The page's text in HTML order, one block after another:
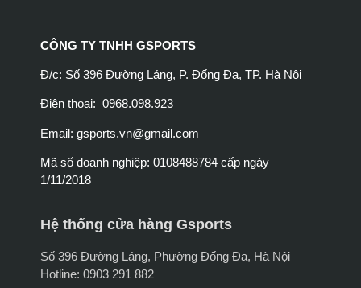
CÔNG TY TNHH GSPORTS
Đ/c: Số 396 Đường Láng, P. Đống Đa, TP. Hà Nội
Điện thoại: 0968.098.923
Email: gsports.vn@gmail.com
Mã số doanh nghiệp: 0108488784 cấp ngày
1/11/2018
Hệ thống cửa hàng Gsports
Số 396 Đường Láng, Phường Đống Đa, Hà Nội
Hotline: 0903 291 882